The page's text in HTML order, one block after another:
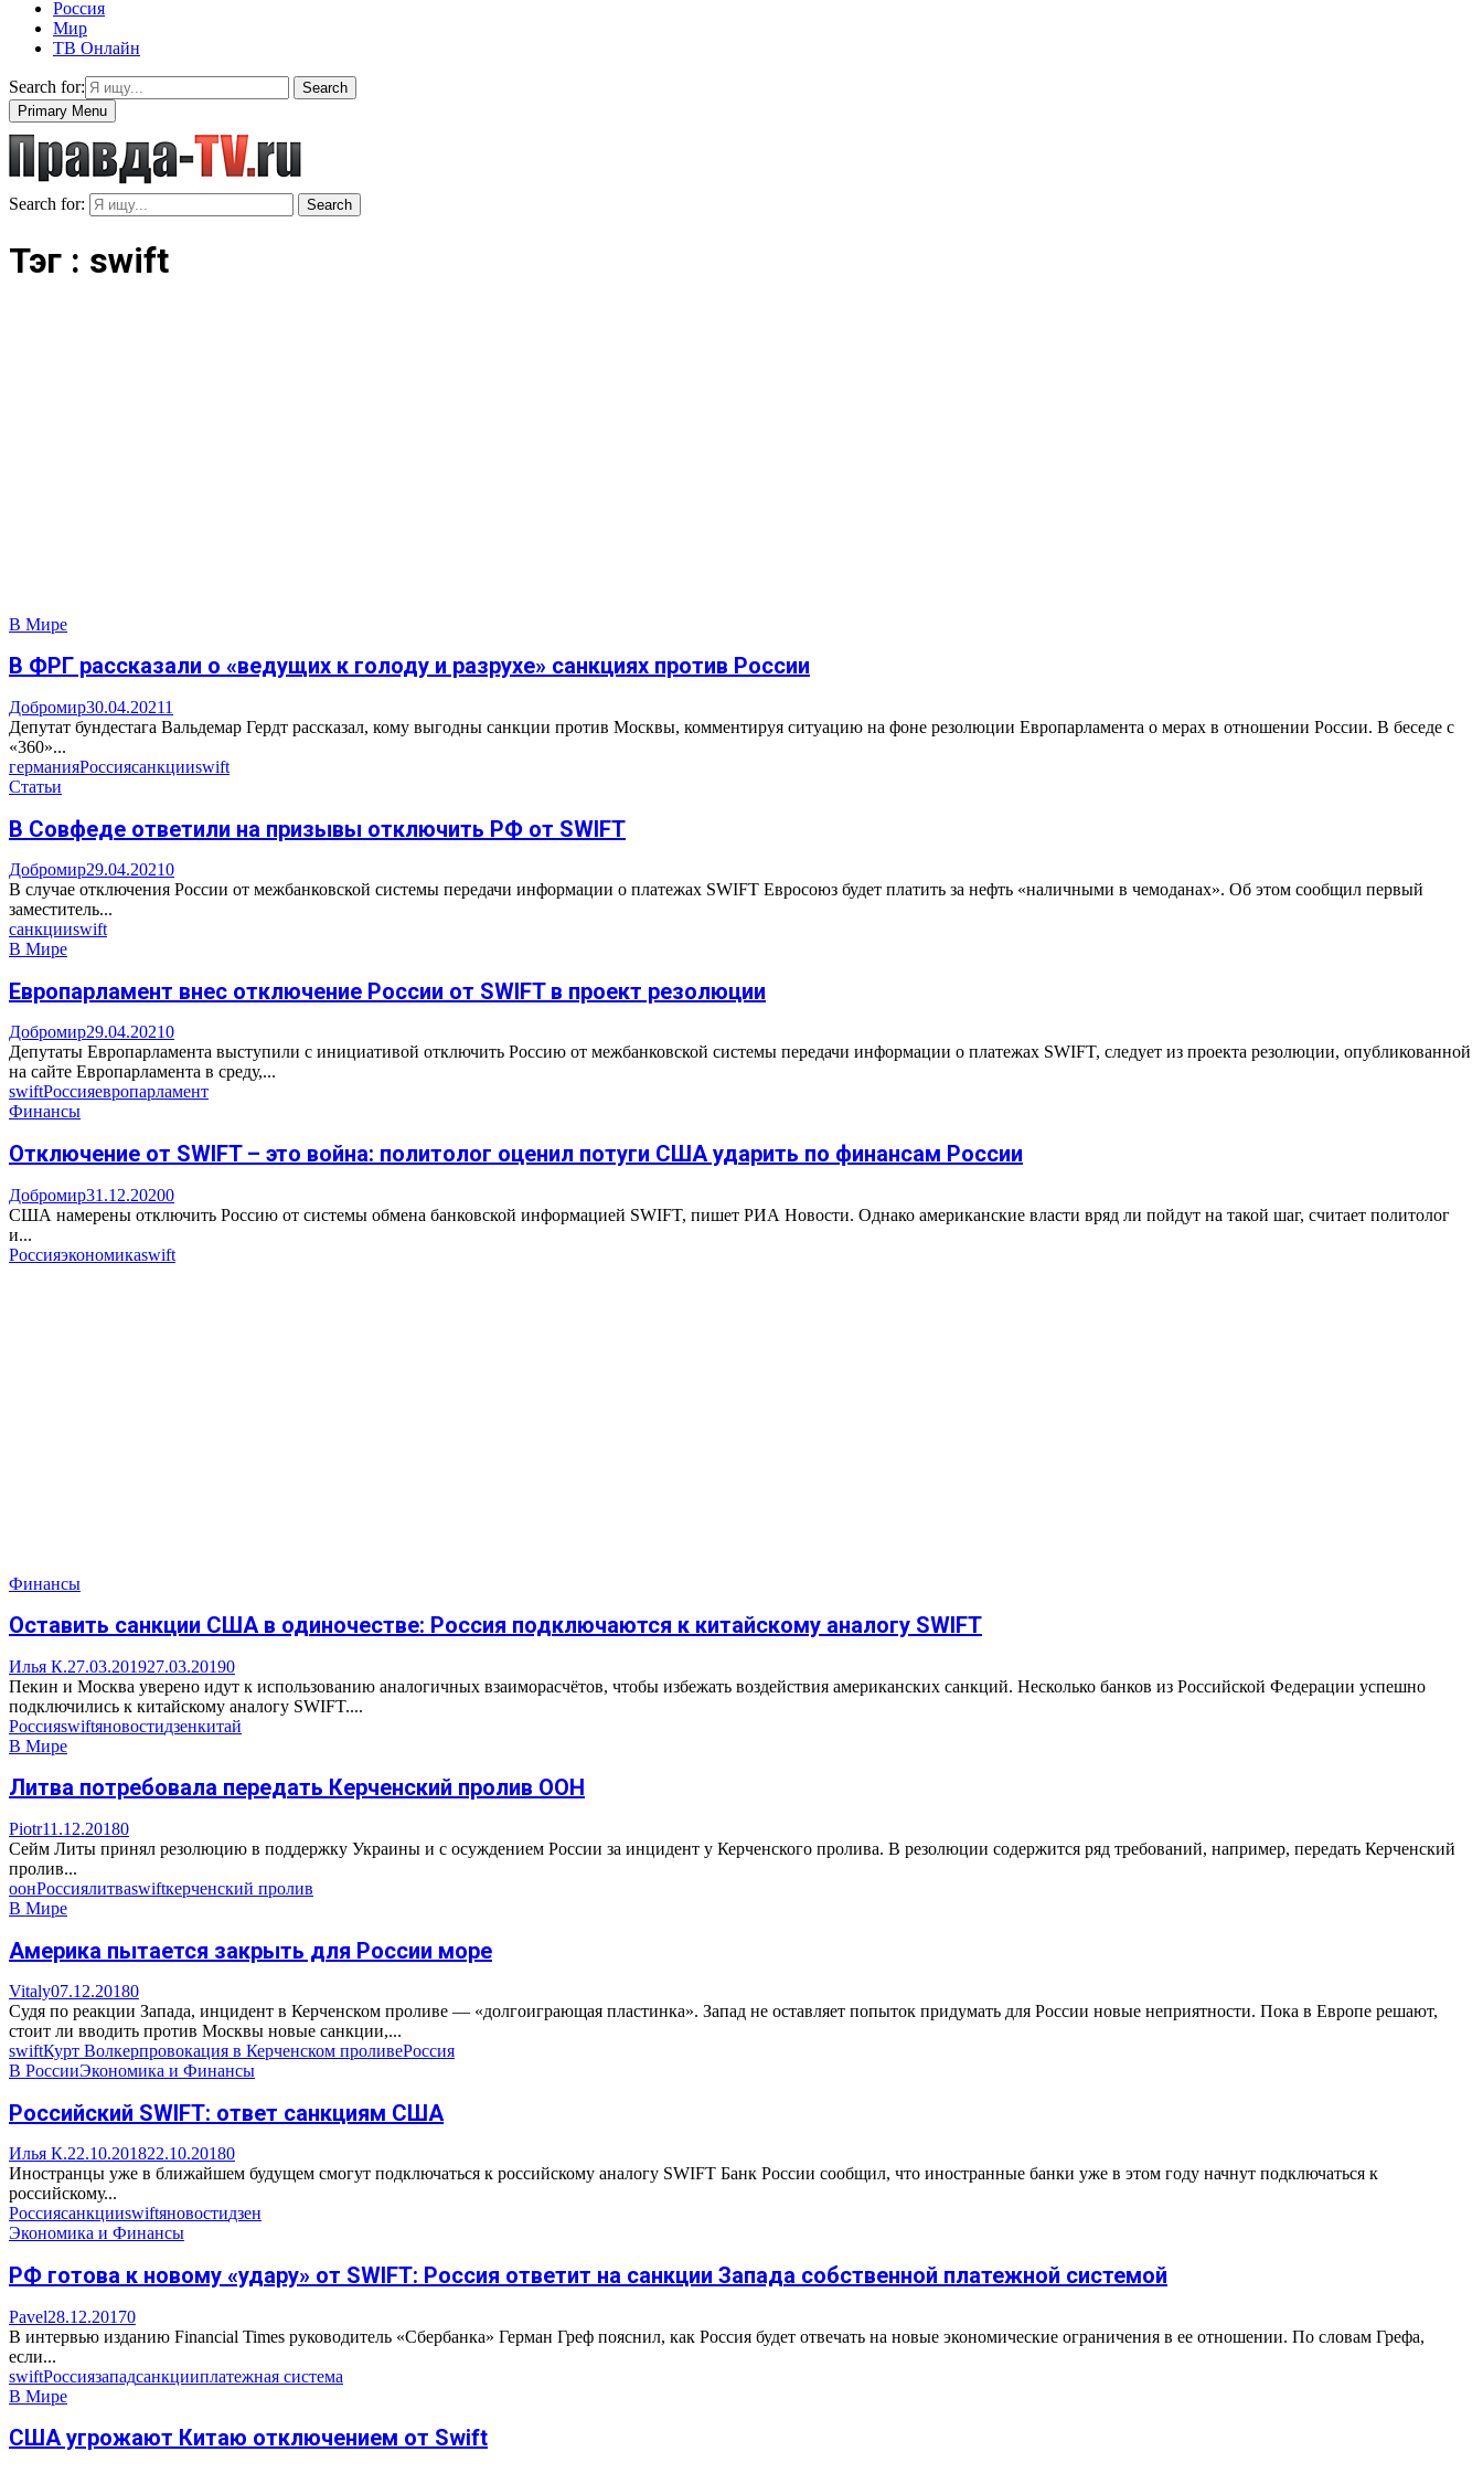
Россия
Мир
ТВ Онлайн
Search for:
Search
Primary Menu
Search for: Search
Тэг : swift
В Мире
В ФРГ рассказали о «ведущих к голоду и разрухе» санкциях против России
Добромир30.04.20211
Депутат бундестага Вальдемар Гердт рассказал, кому выгодны санкции против Москвы, комментируя ситуацию на фоне резолюции Европарламента о мерах в отношении России. В беседе с
«360»...
германияРоссиясанкцииswift
Статьи
В Совфеде ответили на призывы отключить РФ от SWIFT
Добромир29.04.20210
В случае отключения России от межбанковской системы передачи информации о платежах SWIFT Евросоюз будет платить за нефть «наличными в чемоданах». Об этом сообщил первый
заместитель...
санкцииswift
В Мире
Европарламент внес отключение России от SWIFT в проект резолюции
Добромир29.04.20210
Депутаты Европарламента выступили с инициативой отключить Россию от межбанковской системы передачи информации о платежах SWIFT, следует из проекта резолюции, опубликованной
на сайте Европарламента в среду,...
swiftРоссияевропарламент
Финансы
Отключение от SWIFT – это война: политолог оценил потуги США ударить по финансам России
Добромир31.12.20200
США намерены отключить Россию от системы обмена банковской информацией SWIFT, пишет РИА Новости. Однако американские власти вряд ли пойдут на такой шаг, считает политолог
и...
Россияэкономикаswift
Финансы
Оставить санкции США в одиночестве: Россия подключаются к китайскому аналогу SWIFT
Илья К.27.03.201927.03.20190
Пекин и Москва уверено идут к использованию аналогичных взаиморасчётов, чтобы избежать воздействия американских санкций. Несколько банков из Российской Федерации успешно
подключились к китайскому аналогу SWIFT....
Россияswiftяновостидзенкитай
В Мире
Литва потребовала передать Керченский пролив ООН
Piotr11.12.20180
Сейм Литы принял резолюцию в поддержку Украины и с осуждением России за инцидент у Керченского пролива. В резолюции содержится ряд требований, например, передать Керченский
пролив...
оонРоссиялитваswiftкерченский пролив
В Мире
Америка пытается закрыть для России море
Vitaly07.12.20180
Судя по реакции Запада, инцидент в Керченском проливе — «долгоиграющая пластинка». Запад не оставляет попыток придумать для России новые неприятности. Пока в Европе решают,
стоит ли вводить против Москвы новые санкции,...
swiftКурт Волкерпровокация в Керченском проливеРоссия
В РоссииЭкономика и Финансы
Российский SWIFT: ответ санкциям США
Илья К.22.10.201822.10.20180
Иностранцы уже в ближайшем будущем смогут подключаться к российскому аналогу SWIFT Банк России сообщил, что иностранные банки уже в этом году начнут подключаться к
российскому...
Россиясанкцииswiftяновостидзен
Экономика и Финансы
РФ готова к новому «удару» от SWIFT: Россия ответит на санкции Запада собственной платежной системой
Pavel28.12.20170
В интервью изданию Financial Times руководитель «Сбербанка» Герман Греф пояснил, как Россия будет отвечать на новые экономические ограничения в ее отношении. По словам Грефа,
если...
swiftРоссиязападсанкцииплатежная система
В Мире
США угрожают Китаю отключением от Swift